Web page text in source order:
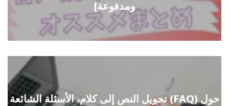
ومدفوعة]
تحويل النص إلى كلام، الأسئلة الشائعة (FAQ) حول